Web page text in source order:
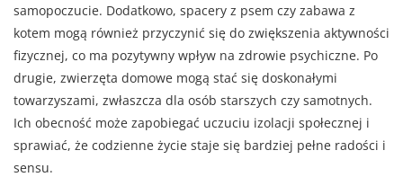
samopoczucie. Dodatkowo, spacery z psem czy zabawa z
kotem mogą również przyczynić się do zwiększenia aktywności
fizycznej, co ma pozytywny wpływ na zdrowie psychiczne. Po
drugie, zwierzęta domowe mogą stać się doskonałymi
towarzyszami, zwłaszcza dla osób starszych czy samotnych.
Ich obecność może zapobiegać uczuciu izolacji społecznej i
sprawiać, że codzienne życie staje się bardziej pełne radości i
sensu.